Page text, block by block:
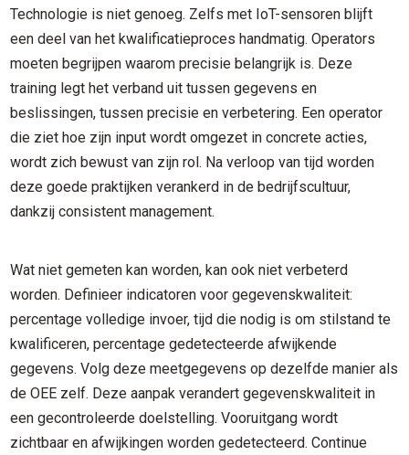
Technologie is niet genoeg. Zelfs met IoT-sensoren blijft
een deel van het kwalificatieproces handmatig. Operators
moeten begrijpen waarom precisie belangrijk is. Deze
training legt het verband uit tussen gegevens en
beslissingen, tussen precisie en verbetering. Een operator
die ziet hoe zijn input wordt omgezet in concrete acties,
wordt zich bewust van zijn rol. Na verloop van tijd worden
deze goede praktijken verankerd in de bedrijfscultuur,
dankzij consistent management.
Wat niet gemeten kan worden, kan ook niet verbeterd
worden. Definieer indicatoren voor gegevenskwaliteit:
percentage volledige invoer, tijd die nodig is om stilstand te
kwalificeren, percentage gedetecteerde afwijkende
gegevens. Volg deze meetgegevens op dezelfde manier als
de OEE zelf. Deze aanpak verandert gegevenskwaliteit in
een gecontroleerde doelstelling. Vooruitgang wordt
zichtbaar en afwijkingen worden gedetecteerd. Continue